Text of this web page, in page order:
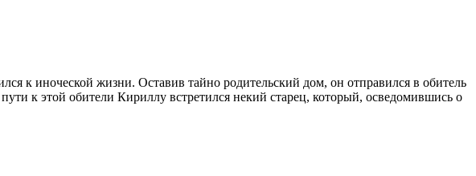
к иноческой жизни. Оставив тайно родительский дом, он отправился в обитель
к этой обители Кириллу встретился некий старец, который, осведомившись о